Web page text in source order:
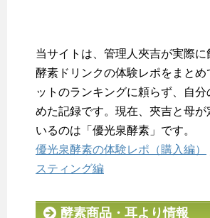
当サイトは、管理人夾吉が実際に
酵素ドリンクの体験レポをまとめ
ットのランキングに頼らず、自
めた記録です。現在、夾吉と母が
いるのは「優光泉酵素」です。
優光泉酵素の体験レポ（購入編）
スティング編
酵素商品・耳より情報